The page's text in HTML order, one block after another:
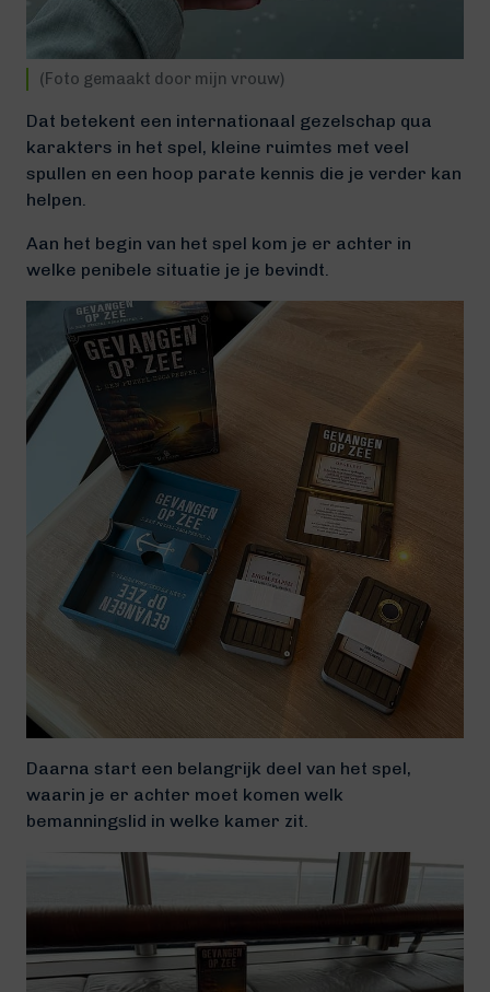
(Foto gemaakt door mijn vrouw)
Dat betekent een internationaal gezelschap qua
karakters in het spel, kleine ruimtes met veel
spullen en een hoop parate kennis die je verder kan
helpen.
Aan het begin van het spel kom je er achter in
welke penibele situatie je je bevindt.
Daarna start een belangrijk deel van het spel,
waarin je er achter moet komen welk
bemanningslid in welke kamer zit.